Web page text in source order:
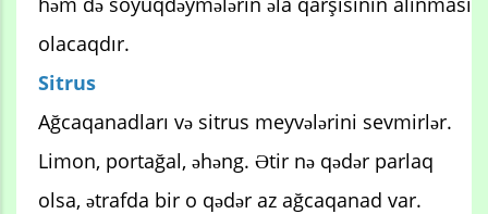
olacaqdır.
Sitrus
Ağcaqanadları və sitrus meyvələrini sevmirlər.
Limon, portağal, əhəng. Ətir nə qədər parlaq
olsa, ətrafda bir o qədər az ağcaqanad var.